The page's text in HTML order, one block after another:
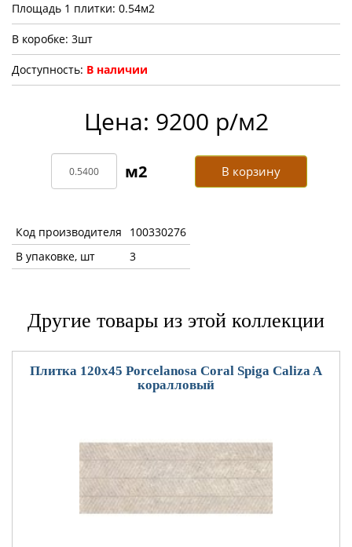
Площадь 1 плитки: 0.54м2
В коробке: 3шт
Доступность: В наличии
Цена: 9200 р/м2
В корзину
Код производителя
100330276
В упаковке, шт
3
Другие товары из этой коллекции
Плитка 120x45 Porcelanosa Coral Spiga Caliza A
коралловый